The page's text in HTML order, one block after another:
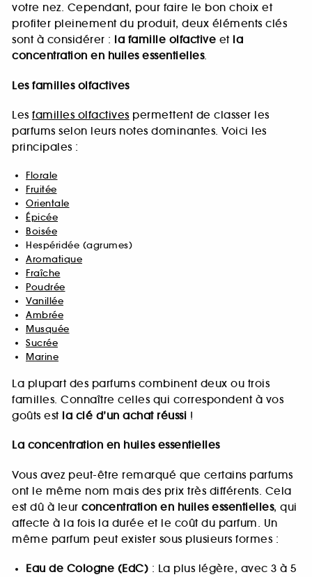
votre nez. Cependant, pour faire le bon choix et
profiter pleinement du produit, deux éléments clés
sont à considérer : la famille olfactive et la
concentration en huiles essentielles.
Les familles olfactives
Les familles olfactives permettent de classer les
parfums selon leurs notes dominantes. Voici les
principales :
Florale
Fruitée
Orientale
Épicée
Boisée
Hespéridée (agrumes)
Aromatique
Fraîche
Poudrée
Vanillée
Ambrée
Musquée
Sucrée
Marine
La plupart des parfums combinent deux ou trois
familles. Connaître celles qui correspondent à vos
goûts est la clé d’un achat réussi !
La concentration en huiles essentielles
Vous avez peut-être remarqué que certains parfums
ont le même nom mais des prix très différents. Cela
est dû à leur concentration en huiles essentielles, qui
affecte à la fois la durée et le coût du parfum. Un
même parfum peut exister sous plusieurs formes :
Eau de Cologne (EdC) : La plus légère, avec 3 à 5